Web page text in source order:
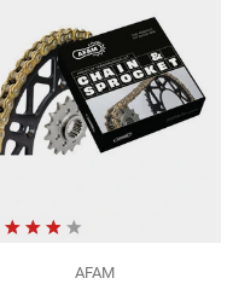
AFAM